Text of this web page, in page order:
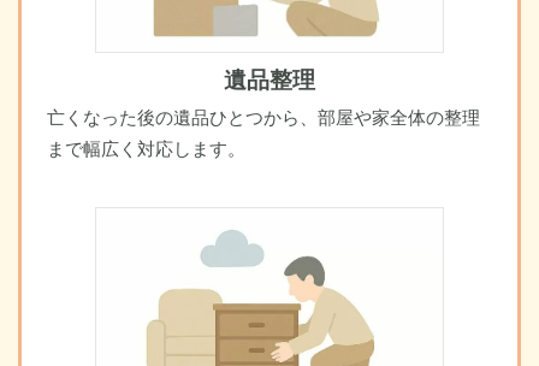
遺品整理
亡くなった後の遺品ひとつから、部屋や家全体の整理
まで幅広く対応します。